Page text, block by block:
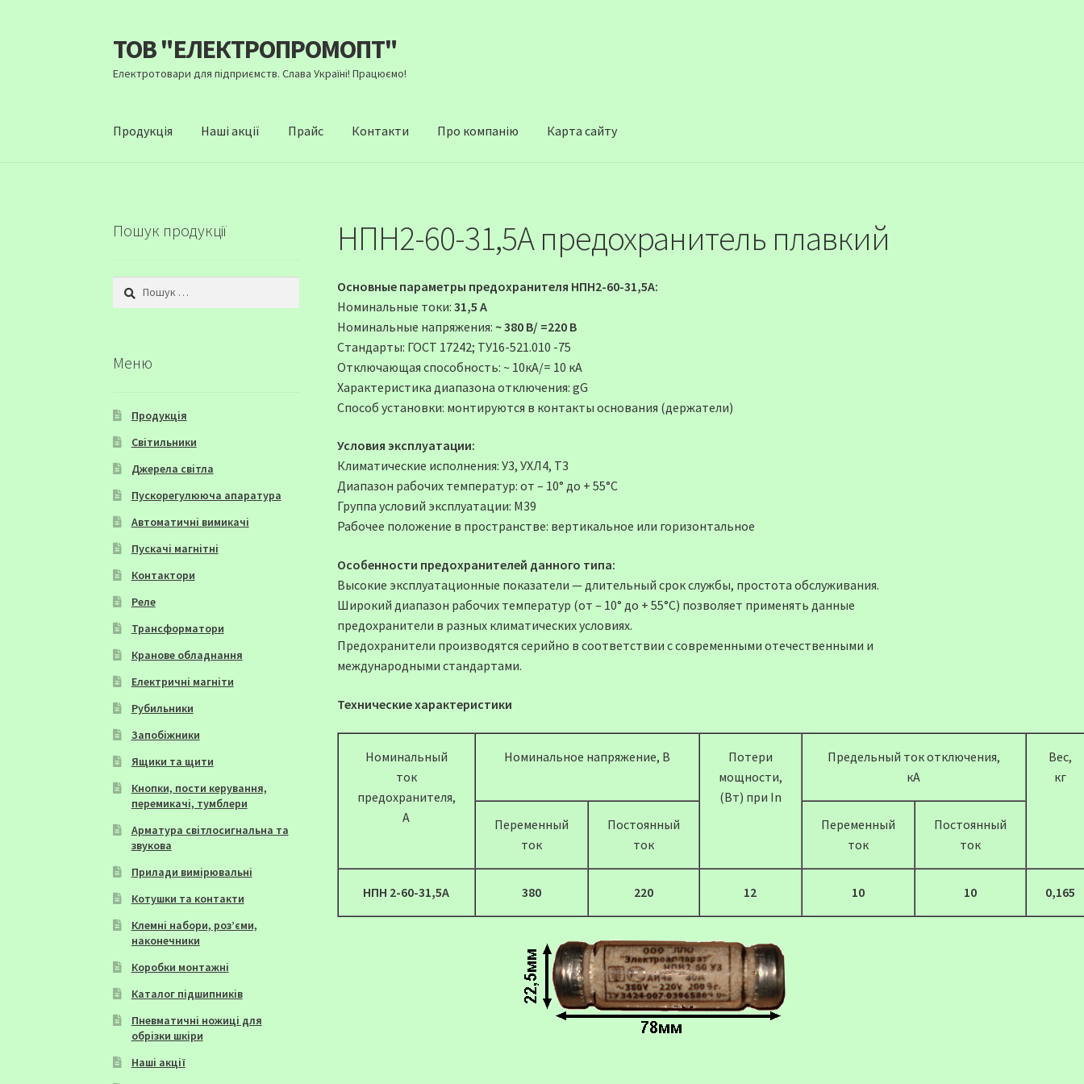
Перейти
до
навігації
Перейти
до
вмісту
ТОВ "ЕЛЕКТРОПРОМОПТ"
Електротовари для підприємств. Слава Україні! Працюємо!
Продукція Наші акції Прайс Контакти Про компанію Карта сайту
НПН2-60-31,5А предохранитель плавкий
Основные параметры предохранителя НПН2-60-31,5А:
Номинальные токи: 31,5 А
Номинальные напряжения: ~ 380 В/ =220 В
Стандарты: ГОСТ 17242; ТУ16-521.010 -75
Отключающая способность: ~ 10кА/= 10 кА
Характеристика диапазона отключения: gG
Способ установки: монтируются в контакты основания (держатели)
Условия эксплуатации:
Климатические исполнения: У3, УХЛ4, Т3
Диапазон рабочих температур: от – 10° до + 55°С
Группа условий эксплуатации: М39
Рабочее положение в пространстве: вертикальное или горизонтальное
Особенности предохранителей данного типа:
Высокие эксплуатационные показатели — длительный срок службы, простота обслуживания.
Широкий диапазон рабочих температур (от – 10° до + 55°С) позволяет применять данные
предохранители в разных климатических условиях.
Предохранители производятся серийно в соответствии с современными отечественными и
международными стандартами.
Технические характеристики
Номинальный
ток
предохранителя,
А
Номинальное напряжение, В
Потери
мощности,
(Вт) при In
Предельный ток отключения,
кА
Вес,
кг
Переменный
ток
Постоянный
ток
Переменный
ток
Постоянный
ток
НПН 2-60-31,5А 380 220 12 10 10 0,165
Пошук продукції
Пошук:
Меню
Продукція
Світильники
Джерела світла
Пускорегулююча апаратура
Автоматичні вимикачі
Пускачі магнітні
Контактори
Реле
Трансформатори
Кранове обладнання
Електричні магніти
Рубильники
Запобіжники
Ящики та щити
Кнопки, пости керування,
перемикачі, тумблери
Арматура світлосигнальна та
звукова
Прилади вимірювальні
Котушки та контакти
Клемні набори, роз’єми,
наконечники
Коробки монтажні
Каталог підшипників
Пневматичні ножиці для
обрізки шкіри
Наші акції